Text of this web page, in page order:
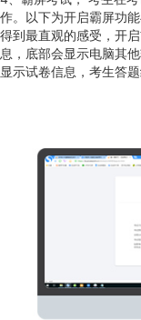
作。以下为开启霸屏功
得到最直观的感受，开
息，底部会显示电脑其
显示试卷信息，考生答